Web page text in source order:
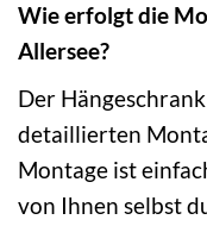
Wie erfolgt die
Allersee?
Der
detaillierten
Montage ist
von Ihnen selbst